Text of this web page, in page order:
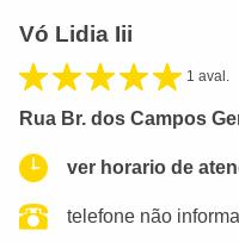
Vó Lidia Iii
1 aval.
Rua Br. dos Campos
ver horario de
telefone não